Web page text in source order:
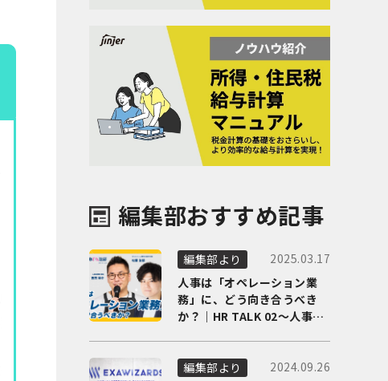
編集部おすすめ記事
編集部より
2025.03.17
人事は「オペレーション業
務」に、どう向き合うべき
か？｜HR TALK 02～人事DX
編集部より
2024.09.26